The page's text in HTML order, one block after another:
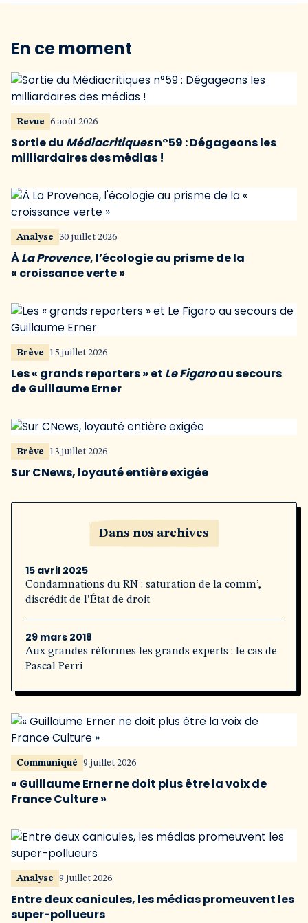
En ce moment
Revue 6 août 2026
Sortie du Médiacritiquesn°59 : Dégageons les
milliardaires des médias !
Analyse 30 juillet 2026
ÀLa Provence, l’écologie au prisme de la
« croissance verte »
Brève 15 juillet 2026
Les « grands reporters » et Le Figaroau secours
de Guillaume Erner
Brève 13 juillet 2026
Sur CNews, loyauté entière exigée
Dans nos archives
15 avril 2025
Condamnations du RN : saturation de la comm’,
discrédit de l’État de droit
29 mars 2018
Aux grandes réformes les grands experts : le cas de
Pascal Perri
Communiqué 9 juillet 2026
« Guillaume Erner ne doit plus être la voix de
France Culture »
Analyse 9 juillet 2026
Entre deux canicules, les médias promeuvent les
super-pollueurs